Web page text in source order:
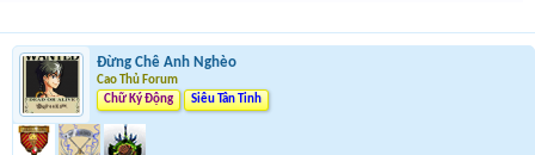
Đừng Chê Anh Nghèo
Cao Thủ Forum
Chữ Ký Động
Siêu Tân Tinh